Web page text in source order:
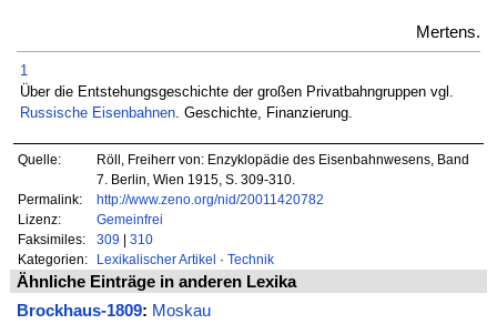
Mertens.
1
Über die Entstehungsgeschichte der großen Privatbahngruppen vgl.
Russische Eisenbahnen. Geschichte, Finanzierung.
Quelle:
Röll, Freiherr von: Enzyklopädie des Eisenbahnwesens, Band
7. Berlin, Wien 1915, S. 309-310.
Permalink:
http://www.zeno.org/nid/20011420782
Lizenz:
Gemeinfrei
Faksimiles:
309 | 310
Kategorien:
Lexikalischer Artikel · Technik
Ähnliche Einträge in anderen Lexika
Brockhaus-1809: Moskau